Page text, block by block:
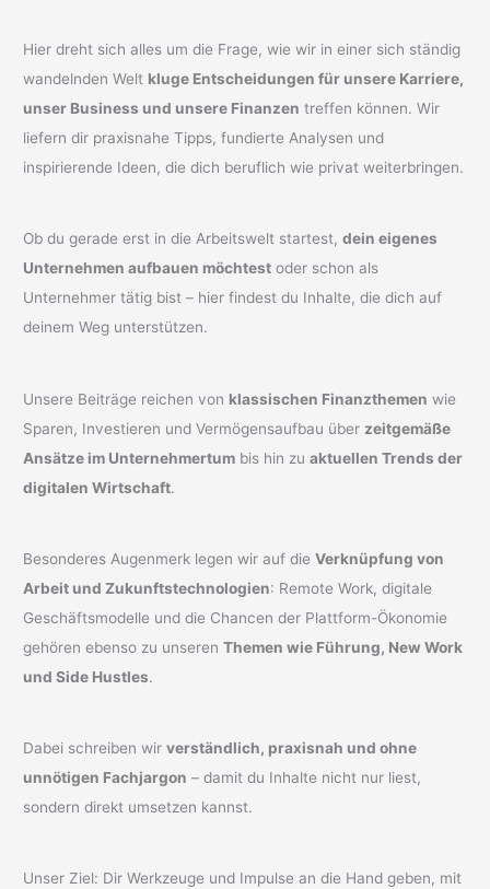
Hier dreht sich alles um die Frage, wie wir in einer sich ständig
wandelnden Welt kluge Entscheidungen für unsere Karriere,
unser Business und unsere Finanzen treffen können. Wir
liefern dir praxisnahe Tipps, fundierte Analysen und
inspirierende Ideen, die dich beruflich wie privat weiterbringen.
Ob du gerade erst in die Arbeitswelt startest,dein eigenes
Unternehmen aufbauen möchtest oder schon als
Unternehmer tätig bist – hier findest du Inhalte, die dich auf
deinem Weg unterstützen.
Unsere Beiträge reichen von klassischen Finanzthemen wie
Sparen, Investieren und Vermögensaufbau über zeitgemäße
Ansätze im Unternehmertum bis hin zuaktuellen Trends der
digitalen Wirtschaft.
Besonderes Augenmerk legen wir auf dieVerknüpfung von
Arbeit und Zukunftstechnologien: Remote Work, digitale
Geschäftsmodelle und die Chancen der Plattform-Ökonomie
gehören ebenso zu unserenThemen wie Führung, New Work
und Side Hustles.
Dabei schreiben wirverständlich, praxisnah und ohne
unnötigen Fachjargon – damit du Inhalte nicht nur liest,
sondern direkt umsetzen kannst.
Unser Ziel: Dir Werkzeuge und Impulse an die Hand geben, mit